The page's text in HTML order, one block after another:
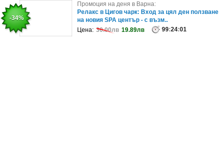
-35%
Промоция на деня в София:
Вип комплексно почистване за лек автомобил
Цена: 166.25лв 107.57лв
-34%
Промоция на деня в Варна:
Релакс в Цигов чарк: Вход за цял ден ползване
на новия SPA център - с възм..
Цена: 30.00лв 19.89лв 99:24:01